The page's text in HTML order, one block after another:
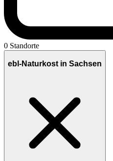
0 Standorte
ebl-Naturkost in Sachsen